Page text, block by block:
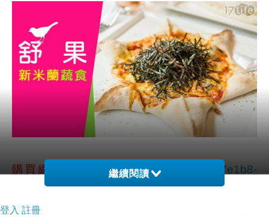
購買網址
http://www.17life.com//199/3e57e1b8-
b914-4544-8b5f-0b84fabad7e8
繼續閱讀
登入 註冊